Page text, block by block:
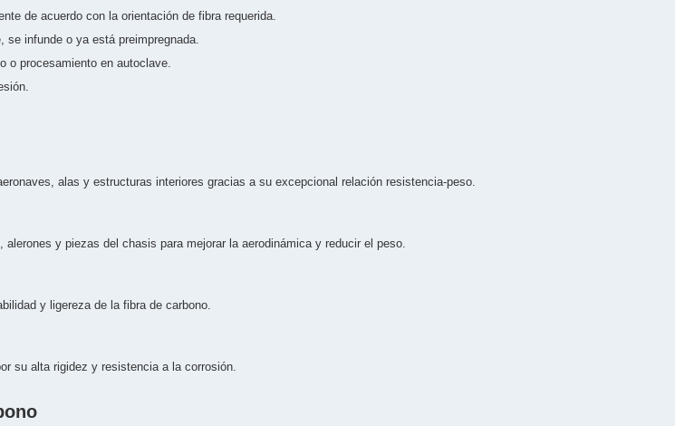
de acuerdo con la orientación de fibra requerida.
se infunde o ya está preimpregnada.
o procesamiento en autoclave.
alas y estructuras interiores gracias a su excepcional relación resistencia-peso.
y piezas del chasis para mejorar la aerodinámica y reducir el peso.
y ligereza de la fibra de carbono.
su alta rigidez y resistencia a la corrosión.